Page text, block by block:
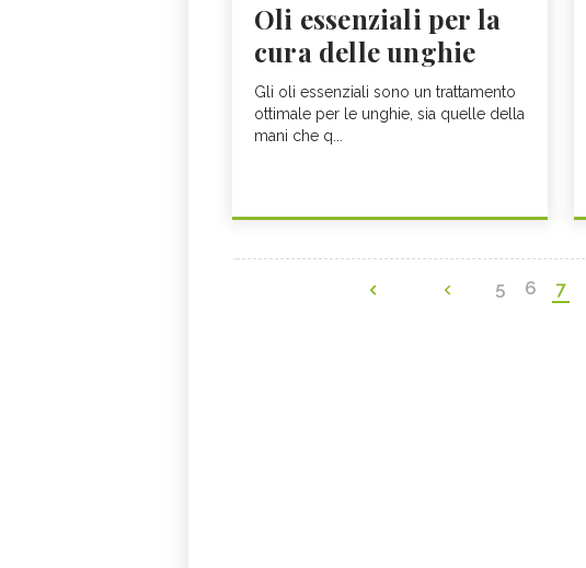
Oli essenziali per la
cura delle unghie
Gli oli essenziali sono un trattamento
ottimale per le unghie, sia quelle della
mani che q...
5 6 7